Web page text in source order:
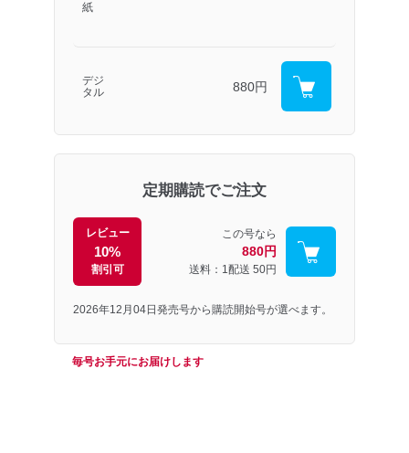
紙
デジ
タル
880円
定期購読でご注文
レビュー
10%
割引可
この号なら
880円
送料：1配送 50円
2026年12月04日発売号から購読開始号が選べます。
毎号お手元にお届けします